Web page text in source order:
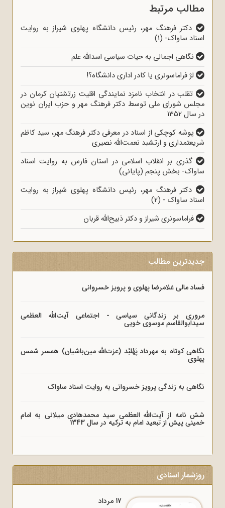
مطالب مرتبط
دکتر فرهنگ مهر، رئیس دانشگاه پهلوی شیراز به روایت
اسناد ساواک- (1)
نگاهی اجمالی به حیات سیاسی اسدالله علم
لژ فراماسونری یا کادر اداری دانشگاه؟!
تقلب در انتخاب نامزد نمایندگی اقلیت زرتشتیان کرمان در
مجلس شورای ملی توسط دکتر فرهنگ مهر و حزب ایران نوین
در سال 1352
پوشه کوچکی از اسناد در معرفی دکتر فرهنگ مهر، سید کاظم
شریعتمداری و ارتشبد نعمت‌الله نصیری
گذری بر انقلاب اسلامی در استان فارس به روایت اسناد
ساواک- بخش پنجم (پایانی)
دکتر فرهنگ مهر، رئیس دانشگاه پهلوی شیراز به روایت
اسناد ساواک - (2)
فراماسونری شیراز و دکتر ذبیح‌الله قربان
جدیدترین مطالب
فساد مالی غلامرضا پهلوی و پرویز خسروانی
مروری بر زندگانی سیاسی - اجتماعی آیت‌الله العظمی
سیدابوالقاسم موسوی خویی
نگاهی کوتاه به مهرداد پَهْلبُد (عزت‌الله مین‌باشیان) همسر شمس
پهلوی
نگاهی به زندگی پرویز خسروانی به روایت اسناد ساواک
شش نامه از آیت‌الله العظمی سید محمدهادی میلانی به امام
خمینی پیش از تبعید امام به ترکیه در سال 1343
روزشمار اسنادی
17 مرداد